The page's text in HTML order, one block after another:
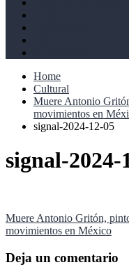
Home
Cultural
Muere Antonio
movimientos en
signal-2024-12-05
signal-2024-
Navegación
de
entradas
Muere Antonio Gritón,
movimientos en México
Deja un comentario